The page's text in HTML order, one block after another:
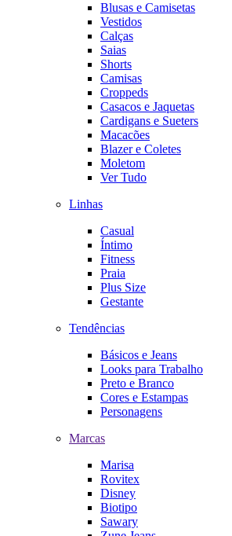
Blusas e Camisetas
Vestidos
Calças
Saias
Shorts
Camisas
Croppeds
Casacos e Jaquetas
Cardigans e Sueters
Macacões
Blazer e Coletes
Moletom
Ver Tudo
Linhas
Casual
Íntimo
Fitness
Praia
Plus Size
Gestante
Tendências
Básicos e Jeans
Looks para Trabalho
Preto e Branco
Cores e Estampas
Personagens
Marcas
Marisa
Rovitex
Disney
Biotipo
Sawary